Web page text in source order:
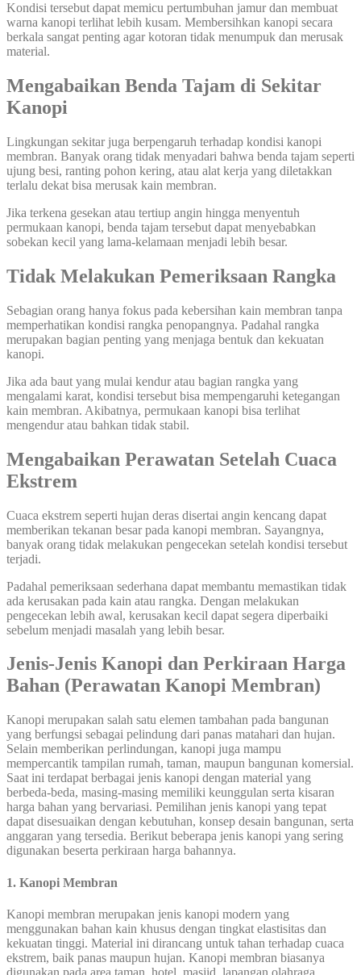
Kondisi tersebut dapat memicu pertumbuhan jamur dan membuat
warna kanopi terlihat lebih kusam. Membersihkan kanopi secara
berkala sangat penting agar kotoran tidak menumpuk dan merusak
material.
Mengabaikan Benda Tajam di Sekitar
Kanopi
Lingkungan sekitar juga berpengaruh terhadap kondisi kanopi
membran. Banyak orang tidak menyadari bahwa benda tajam seperti
ujung besi, ranting pohon kering, atau alat kerja yang diletakkan
terlalu dekat bisa merusak kain membran.
Jika terkena gesekan atau tertiup angin hingga menyentuh
permukaan kanopi, benda tajam tersebut dapat menyebabkan
sobekan kecil yang lama-kelamaan menjadi lebih besar.
Tidak Melakukan Pemeriksaan Rangka
Sebagian orang hanya fokus pada kebersihan kain membran tanpa
memperhatikan kondisi rangka penopangnya. Padahal rangka
merupakan bagian penting yang menjaga bentuk dan kekuatan
kanopi.
Jika ada baut yang mulai kendur atau bagian rangka yang
mengalami karat, kondisi tersebut bisa mempengaruhi ketegangan
kain membran. Akibatnya, permukaan kanopi bisa terlihat
mengendur atau bahkan tidak stabil.
Mengabaikan Perawatan Setelah Cuaca
Ekstrem
Cuaca ekstrem seperti hujan deras disertai angin kencang dapat
memberikan tekanan besar pada kanopi membran. Sayangnya,
banyak orang tidak melakukan pengecekan setelah kondisi tersebut
terjadi.
Padahal pemeriksaan sederhana dapat membantu memastikan tidak
ada kerusakan pada kain atau rangka. Dengan melakukan
pengecekan lebih awal, kerusakan kecil dapat segera diperbaiki
sebelum menjadi masalah yang lebih besar.
Jenis-Jenis Kanopi dan Perkiraan Harga
Bahan (Perawatan Kanopi Membran)
Kanopi merupakan salah satu elemen tambahan pada bangunan
yang berfungsi sebagai pelindung dari panas matahari dan hujan.
Selain memberikan perlindungan, kanopi juga mampu
mempercantik tampilan rumah, taman, maupun bangunan komersial.
Saat ini terdapat berbagai jenis kanopi dengan material yang
berbeda-beda, masing-masing memiliki keunggulan serta kisaran
harga bahan yang bervariasi. Pemilihan jenis kanopi yang tepat
dapat disesuaikan dengan kebutuhan, konsep desain bangunan, serta
anggaran yang tersedia. Berikut beberapa jenis kanopi yang sering
digunakan beserta perkiraan harga bahannya.
1. Kanopi Membran
Kanopi membran merupakan jenis kanopi modern yang
menggunakan bahan kain khusus dengan tingkat elastisitas dan
kekuatan tinggi. Material ini dirancang untuk tahan terhadap cuaca
ekstrem, baik panas maupun hujan. Kanopi membran biasanya
digunakan pada area taman, hotel, masjid, lapangan olahraga,